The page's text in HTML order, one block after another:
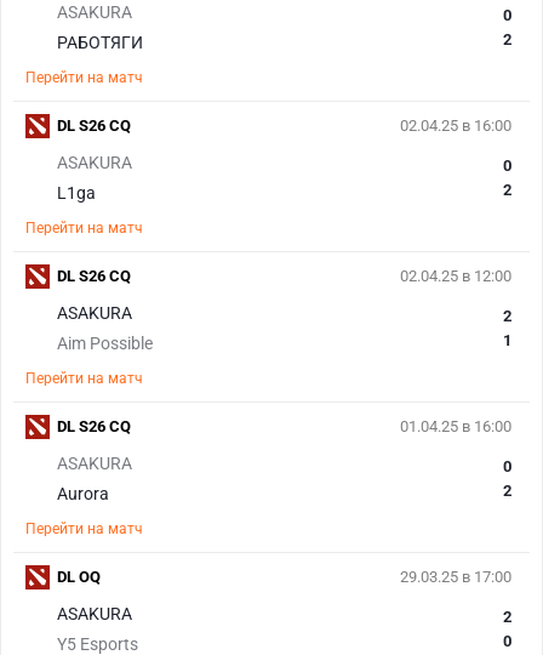
ASAKURA
РАБОТЯГИ
0
2
Перейти на матч
02.04.25 в 16:00
ASAKURA
L1ga
0
2
Перейти на матч
DL S26 CQ
02.04.25 в 12:00
ASAKURA
Aim Possible
2
1
Перейти на матч
DL S26 CQ
01.04.25 в 16:00
ASAKURA
Aurora
0
2
Перейти на матч
DL S26 CQ
29.03.25 в 17:00
ASAKURA
Y5 Esports
2
0
DL OQ